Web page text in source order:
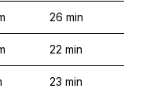
26 min
22 min
23 min